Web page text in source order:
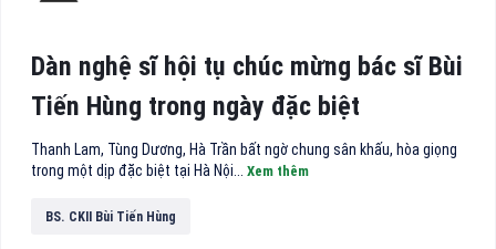
Dàn nghệ sĩ hội tụ chúc mừng bác sĩ Bùi
Tiến Hùng trong ngày đặc biệt
Thanh Lam, Tùng Dương, Hà Trần bất ngờ chung sân khấu, hòa giọng
trong một dịp đặc biệt tại Hà Nội... Xem thêm
BS. CKII Bùi Tiến Hùng